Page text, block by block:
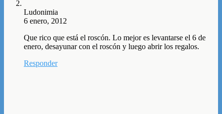
Ludonimia
6 enero, 2012
Que rico que está el roscón. Lo mejor es levantarse el 6 de
enero, desayunar con el roscón y luego abrir los regalos.
Responder